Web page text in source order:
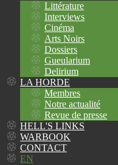
Littérature
Interviews
Cinéma
Arts Noirs
Dossiers
Gueularium
Delirium
LA HORDE
Membres
Notre actualité
Revue de presse
HELL'S LINKS
WARBOOK
CONTACT
EN